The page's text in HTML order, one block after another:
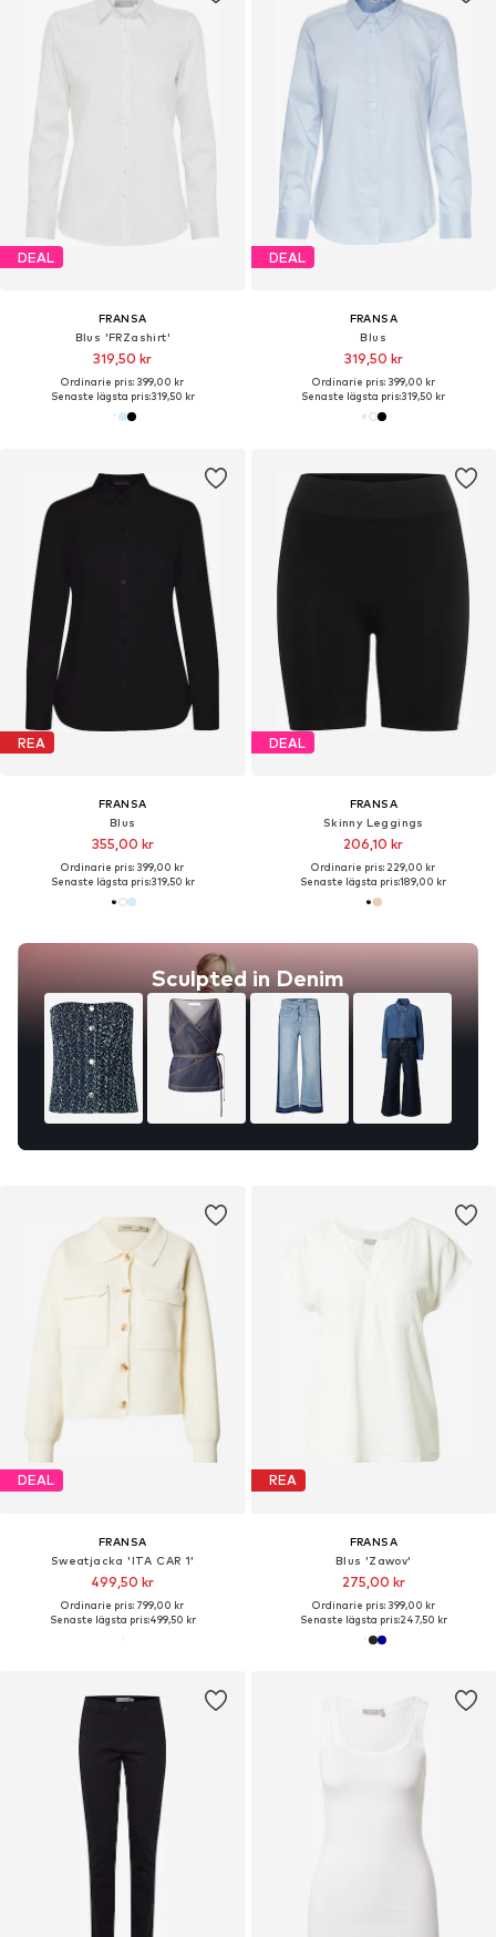
DEAL
FRANSA
Blus 'FRZashirt'
319,50 kr
Ordinarie pris: 399,00 kr
Senaste lägsta pris:319,50 kr
DEAL
FRANSA
Blus
319,50 kr
Ordinarie pris: 399,00 kr
Senaste lägsta pris:319,50 kr
REA
FRANSA
Blus
355,00 kr
Ordinarie pris: 399,00 kr
Senaste lägsta pris:319,50 kr
Sculpted in Denim
DEAL
FRANSA
Skinny Leggings
206,10 kr
Ordinarie pris: 229,00 kr
Senaste lägsta pris:189,00 kr
DEAL
FRANSA
Sweatjacka 'ITA CAR 1'
499,50 kr
Ordinarie pris: 799,00 kr
Senaste lägsta pris:499,50 kr
REA
FRANSA
Blus 'Zawov'
275,00 kr
Ordinarie pris: 399,00 kr
Senaste lägsta pris:247,50 kr